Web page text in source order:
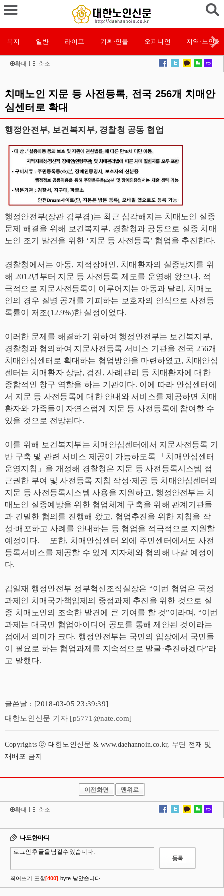
복지 일반 라이프 기획·인물 오피니언 지역·노인회
확대 l 축소
치매노인 지문 등 사전등록, 전국 256개 치매안
심센터로 확대
행정안전부, 보건복지부, 경찰청 공동 협업
행정안전부(장관 김부겸)는 최근 심각해지는 치매노인 실종
문제 해결을 위해 보건복지부, 경찰청과 공동으로 실종 치매
노인 조기 발견을 위한 ‘지문 등 사전등록’ 협업을 추진한다.
경찰청에서는 아동, 지적장애인, 치매환자의 실종방지를 위
해 2012년부터 지문 등 사전등록 제도를 운영해 왔으나, 적
극적으로 지문사전등록이 이루어지는 아동과 달리, 치매노
인의 경우 질병 공개를 기피하는 보호자의 인식으로 사전등
록률이 저조(12.9%)한 실정이었다.
이러한 문제를 해결하기 위하여 행정안전부는 보건복지부,
경찰청과 협의하여 지문사전등록 서비스 기관을 전국 256개
치매안심센터로 확대하는 협업방안을 마련하였고, 치매안심
센터는 치매환자 상담, 검진, 사례관리 등 치매환자에 대한
종합적인 창구 역할을 하는 기관이다. 이에 따라 안심센터에
서 지문 등 사전등록에 대한 안내와 서비스를 제공하면 치매
환자와 가족들이 자연스럽게 지문 등 사전등록에 참여할 수
있을 것으로 전망된다.
이를 위해 보건복지부는 치매안심센터에서 지문사전등록 기
반 구축 및 관련 서비스 제공이 가능하도록 「치매안심센터
운영지침」을 개정해 경찰청은 지문 등 사전등록시스템 접
근권한 부여 및 사전등록 지침 작성·제공 등 치매안심센터의
지문 등 사전등록시스템 사용을 지원하고, 행정안전부는 치
매노인 실종예방을 위한 협업체계 구축을 위해 관계기관들
과 긴밀한 협의를 진행해 왔고, 협업추진을 위한 지침을 작
성·배포하고 사례를 안내하는 등 협업을 적극적으로 지원할
예정이다. 또한, 치매안심센터 외에 주민센터에서도 사전
등록서비스를 제공할 수 있게 지자체와 협의해 나갈 예정이
다.
김일재 행정안전부 정부혁신조직실장은 “이번 협업은 국정
과제인 치매국가책임제의 중점과제 추진을 위한 것으로 실
종 치매노인의 조속한 발견에 큰 기여를 할 것”이라며, “이번
과제는 대국민 협업아이디어 공모를 통해 제안된 것이라는
점에서 의미가 크다. 행정안전부는 국민의 입장에서 국민들
이 필요로 하는 협업과제를 지속적으로 발굴·추진하겠다”라
고 말했다.
글쓴날 : [2018-03-05 23:39:39]
대한노인신문 기자 [p5771@nate.com]
Copyrights ⓒ 대한노인신문 & www.daehannoin.co.kr, 무단 전재 및
재배포 금지
이전화면 맨위로
확대 l 축소